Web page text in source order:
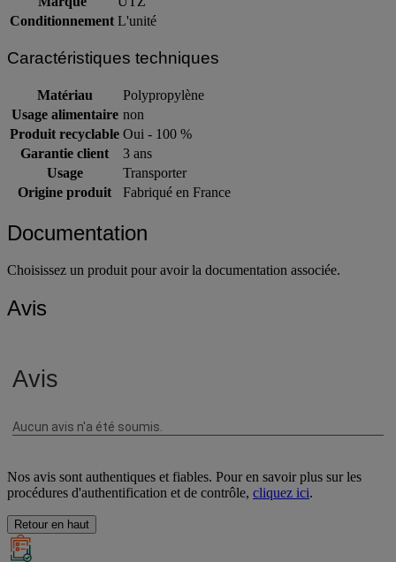
Conditionnement L'unité
Caractéristiques techniques
Matériau
Polypropylène
Usage alimentaire non
Produit recyclable Oui - 100 %
Garantie client
3 ans
Usage
Transporter
Origine produit
Fabriqué en France
Documentation
Choisissez un produit pour avoir la documentation associée.
Avis
Nos avis sont authentiques et fiables. Pour en savoir plus sur les
procédures d'authentification et de contrôle, cliquez ici.
Retour en haut